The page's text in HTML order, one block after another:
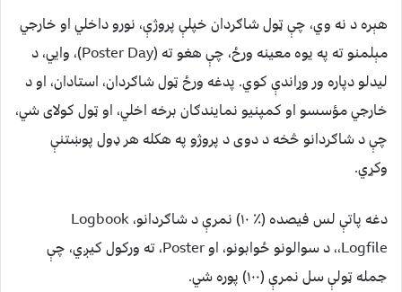
هېره د نه وي، چې ټول شاګردان خپلې پروژې، نورو داخلي او خارجي
مېلمنو ته په یوه معینه ورځ، چې هغو ته (Poster Day)، وایي، د
لیدلو دپاره ور وړاندې کوي. پدغه ورځ ټول شاګردان، استادان، او د
خارجي مؤسسو او کمپنیو نمایندګان برخه اخلي، او ټول کولای شي،
چې د شاګردانو څخه د دوی د پروژو په هکله هر ډول پوښتنې
وکړي.
دغه پاتې لس فیصده (٪ ۱۰) نمرې د شاګردانو، Logbook
،Logfile، د سوالونو ځوابونو، او Poster، ته ورکول کیږي، چې
جمله ټولې سل نمرې (۱۰۰) پوره شي.